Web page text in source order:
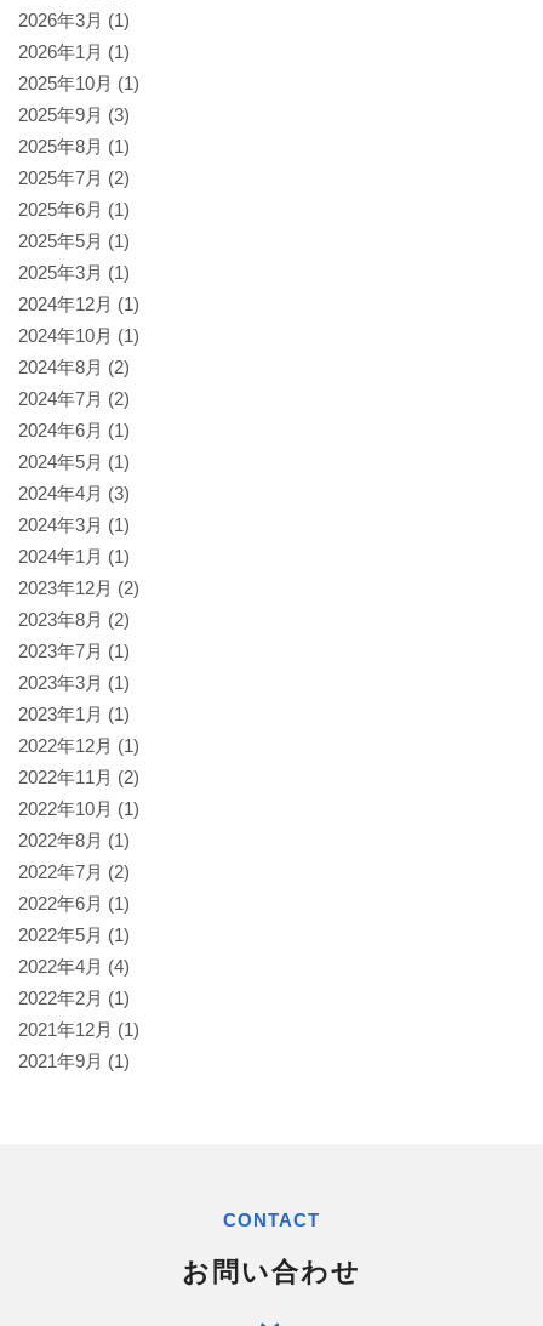
2026年3月 (1)
2026年1月 (1)
2025年10月 (1)
2025年9月 (3)
2025年8月 (1)
2025年7月 (2)
2025年6月 (1)
2025年5月 (1)
2025年3月 (1)
2024年12月 (1)
2024年10月 (1)
2024年8月 (2)
2024年7月 (2)
2024年6月 (1)
2024年5月 (1)
2024年4月 (3)
2024年3月 (1)
2024年1月 (1)
2023年12月 (2)
2023年8月 (2)
2023年7月 (1)
2023年3月 (1)
2023年1月 (1)
2022年12月 (1)
2022年11月 (2)
2022年10月 (1)
2022年8月 (1)
2022年7月 (2)
2022年6月 (1)
2022年5月 (1)
2022年4月 (4)
2022年2月 (1)
2021年12月 (1)
2021年9月 (1)
CONTACT
お問い合わせ